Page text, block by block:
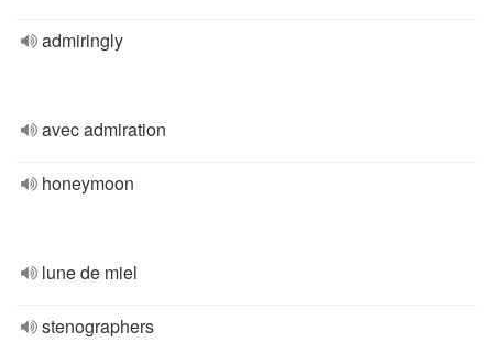
admiringly
avec admiration
honeymoon
lune de miel
stenographers